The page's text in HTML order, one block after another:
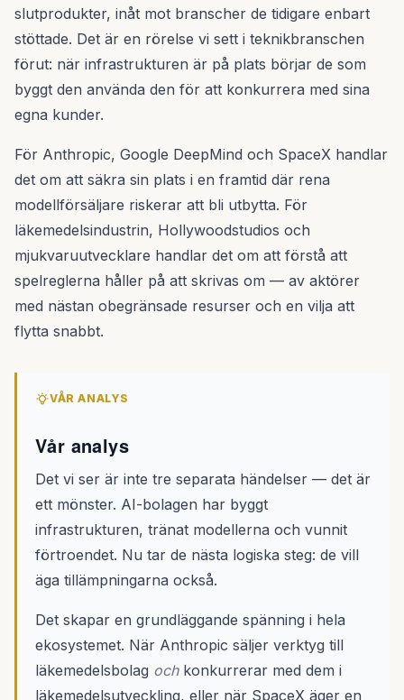
slutprodukter, inåt mot branscher de tidigare enbart
stöttade. Det är en rörelse vi sett i teknikbranschen
förut: när infrastrukturen är på plats börjar de som
byggt den använda den för att konkurrera med sina
egna kunder.
För Anthropic, Google DeepMind och SpaceX handlar
det om att säkra sin plats i en framtid där rena
modellförsäljare riskerar att bli utbytta. För
läkemedelsindustrin, Hollywoodstudios och
mjukvaruutvecklare handlar det om att förstå att
spelreglerna håller på att skrivas om — av aktörer
med nästan obegränsade resurser och en vilja att
flytta snabbt.
VÅR ANALYS
Vår analys
Det vi ser är inte tre separata händelser — det är
ett mönster. AI-bolagen har byggt
infrastrukturen, tränat modellerna och vunnit
förtroendet. Nu tar de nästa logiska steg: de vill
äga tillämpningarna också.
Det skapar en grundläggande spänning i hela
ekosystemet. När Anthropic säljer verktyg till
läkemedelsbolag ochkonkurrerar med dem i
läkemedelsutveckling, eller när SpaceX äger en